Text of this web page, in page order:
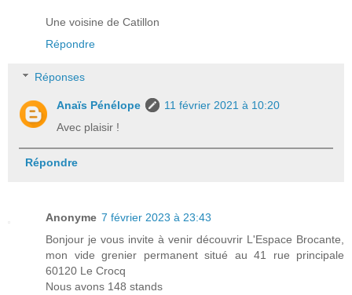
Une voisine de Catillon
Répondre
Réponses
Anaïs Pénélope
11 février 2021 à 10:20
Avec plaisir !
Répondre
Anonyme 7 février 2023 à 23:43
Bonjour je vous invite à venir découvrir L'Espace Brocante,
mon vide grenier permanent situé au 41 rue principale
60120 Le Crocq
Nous avons 148 stands